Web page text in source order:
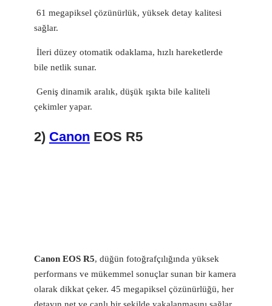
61 megapiksel çözünürlük, yüksek detay kalitesi
sağlar.
İleri düzey otomatik odaklama, hızlı hareketlerde
bile netlik sunar.
Geniş dinamik aralık, düşük ışıkta bile kaliteli
çekimler yapar.
2) Canon EOS R5
Canon EOS R5, düğün fotoğrafçılığında yüksek
performans ve mükemmel sonuçlar sunan bir kamera
olarak dikkat çeker. 45 megapiksel çözünürlüğü, her
detayın net ve canlı bir şekilde yakalanmasını sağlar.